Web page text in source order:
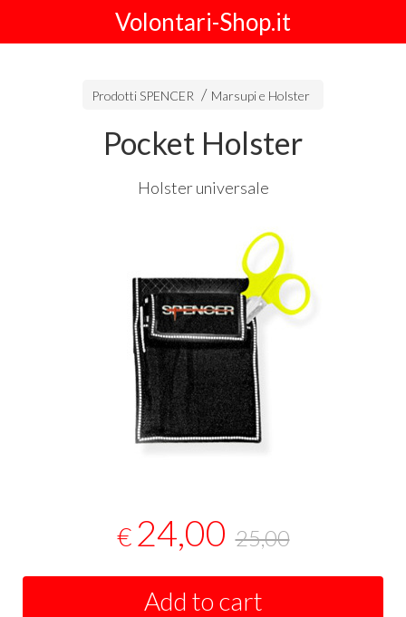
Volontari-Shop.it
Prodotti SPENCER Marsupi e Holster
Pocket Holster
Holster universale
€ 24,00 25,00
Add to cart